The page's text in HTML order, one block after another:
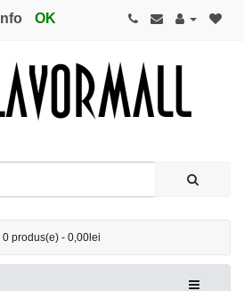
Info OK
0 produs(e) - 0,00lei